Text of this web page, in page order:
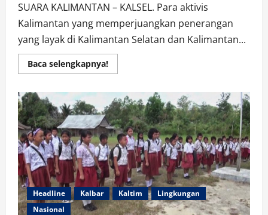
SUARA KALIMANTAN – KALSEL. Para aktivis
Kalimantan yang memperjuangkan penerangan
yang layak di Kalimantan Selatan dan Kalimantan...
Baca selengkapnya!Read
more
100
Hari
Wafatnya
Sayyid
Muhammad
Alvin,
Aktivis
Melawan
Kadap
Headline Kalbar Kaltim
Lingkungan
Nasional